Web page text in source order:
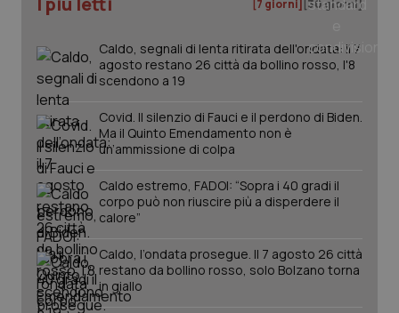
[7 giorni] [30 giorni]
Caldo, segnali di lenta ritirata dell'ondata: il 7
agosto restano 26 città da bollino rosso, l'8
scendono a 19
Covid. Il silenzio di Fauci e il perdono di Biden.
Ma il Quinto Emendamento non è
un’ammissione di colpa
Caldo estremo, FADOI: “Sopra i 40 gradi il
corpo può non riuscire più a disperdere il
calore”
Caldo, l’ondata prosegue. Il 7 agosto 26 città
restano da bollino rosso, solo Bolzano torna
in giallo
_ga